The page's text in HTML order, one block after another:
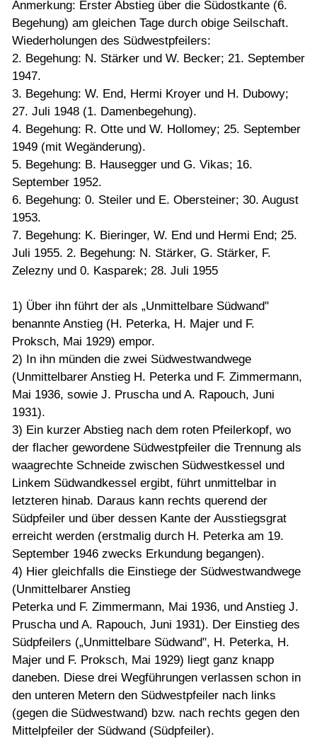
Anmerkung: Erster Abstieg über die Südostkante (6.
Begehung) am gleichen Tage durch obige Seilschaft.
Wiederholungen des Südwestpfeilers:
2. Begehung: N. Stärker und W. Becker; 21. September
1947.
3. Begehung: W. End, Hermi Kroyer und H. Dubowy;
27. Juli 1948 (1. Damenbegehung).
4. Begehung: R. Otte und W. Hollomey; 25. September
1949 (mit Wegänderung).
5. Begehung: B. Hausegger und G. Vikas; 16.
September 1952.
6. Begehung: 0. Steiler und E. Obersteiner; 30. August
1953.
7. Begehung: K. Bieringer, W. End und Hermi End; 25.
Juli 1955. 2. Begehung: N. Stärker, G. Stärker, F.
Zelezny und 0. Kasparek; 28. Juli 1955
1) Über ihn führt der als „Unmittelbare Südwand"
benannte Anstieg (H. Peterka, H. Majer und F.
Proksch, Mai 1929) empor.
2) In ihn münden die zwei Südwestwandwege
(Unmittelbarer Anstieg H. Peterka und F. Zimmermann,
Mai 1936, sowie J. Pruscha und A. Rapouch, Juni
1931).
3) Ein kurzer Abstieg nach dem roten Pfeilerkopf, wo
der flacher gewordene Südwestpfeiler die Trennung als
waagrechte Schneide zwischen Südwestkessel und
Linkem Südwandkessel ergibt, führt unmittelbar in
letzteren hinab. Daraus kann rechts querend der
Südpfeiler und über dessen Kante der Ausstiegsgrat
erreicht werden (erstmalig durch H. Peterka am 19.
September 1946 zwecks Erkundung begangen).
4) Hier gleichfalls die Einstiege der Südwestwandwege
(Unmittelbarer Anstieg
Peterka und F. Zimmermann, Mai 1936, und Anstieg J.
Pruscha und A. Rapouch, Juni 1931). Der Einstieg des
Südpfeilers („Unmittelbare Südwand", H. Peterka, H.
Majer und F. Proksch, Mai 1929) liegt ganz knapp
daneben. Diese drei Wegführungen verlassen schon in
den unteren Metern den Südwestpfeiler nach links
(gegen die Südwestwand) bzw. nach rechts gegen den
Mittelpfeiler der Südwand (Südpfeiler).